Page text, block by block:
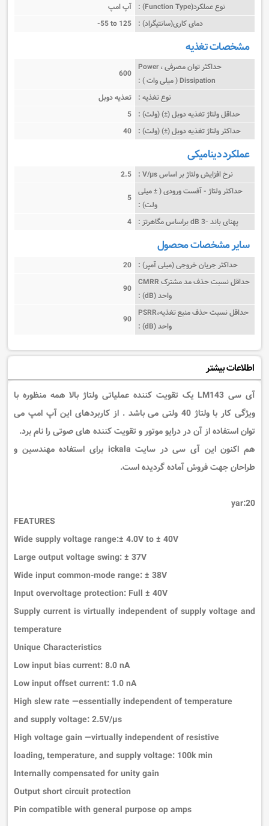
نوع عملکرد(Function Type) :
آپ امپ
دمای کاری(سانتیگراد) : -55 to 125
مشخصات تغذیه
حداکثر توان مصرفی ، Power
Dissipation ( میلی وات ) :
600
نوع تغذیه : تعذیه دوبل
حداقل ولتاژ تغذیه دوبل (±) (ولت) : 5
حداکثر ولتاژ تغذیه دوبل (±) (ولت) : 40
عملکرد دینامیکی
نرخ افزایش ولتاژ بر اساس V/µs :
2.5
حداکثر ولتاژ - آفست ورودی ( ± میلی
ولت) :
5
پهنای باند -3 dB براساس مگاهرتز :
4
سایر مشخصات محصول
حداکثر جریان خروجی (میلی آمپر) : 20
حداقل نسبت حذف مد مشترک CMRR
واحد (dB) :
90
حداقل نسبت حذف منبع تغذیه،PSRR
واحد (dB) :
90
اطلاعات بیشتر
آی سی LM143 یک تقویت کننده عملیاتی ولتاژ بالا همه منظوره با
ویژگی کار با ولتاژ 40 ولتی می باشد . از کاربردهای این آپ امپ می
توان استفاده از آن در درایو موتور و تقویت کننده های صوتی را نام برد.
هم اکنون این آی سی در سایت ickala برای استفاده مهندسین و
طراحان جهت فروش آماده گردیده است.
yar:20
FEATURES
Wide supply voltage range:± 4.0V to ± 40V
Large output voltage swing: ± 37V
Wide input common-mode range: ± 38V
Input overvoltage protection: Full ± 40V
Supply current is virtually independent of supply voltage and
temperature
Unique Characteristics
Low input bias current: 8.0 nA
Low input offset current: 1.0 nA
High slew rate —essentially independent of temperature
and supply voltage: 2.5V/µs
High voltage gain —virtually independent of resistive
loading, temperature, and supply voltage: 100k min
Internally compensated for unity gain
Output short circuit protection
Pin compatible with general purpose op amps